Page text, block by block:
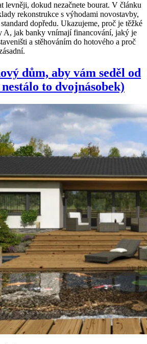
levněji, dokud nezačnete bourat. V článku
rekonstrukce s výhodami novostavby,
dopředu. Ukazujeme, proč je těžké
A, jak banky vnímají financování, jaký je
a stěhováním do hotového a proč
dům, aby vám seděl od
to dvojnásobek)